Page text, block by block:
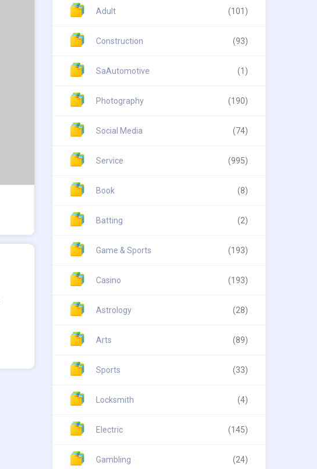
Adult (101)
Construction (93)
SaAutomotive (1)
Photography (190)
Social Media (74)
Service (995)
Book (8)
Batting (2)
Game & Sports (193)
Casino (193)
Astrology (28)
Arts (89)
Sports (33)
Locksmith (4)
Electric (145)
Gambling (24)